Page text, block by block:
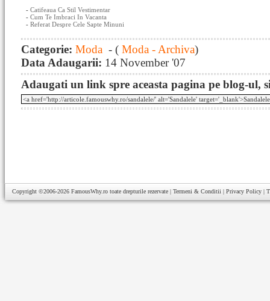
- Catifeaua Ca Stil Vestimentar
- Cum Te Imbraci In Vacanta
- Referat Despre Cele Sapte Minuni
Categorie: Moda - ( Moda - Archiva)
Data Adaugarii: 14 November '07
Adaugati un link spre aceasta pagina pe blog-ul,
Copyright ©2006-2026 FamousWhy.ro toate drepturile rezervate | Termeni & Conditii | Privacy Policy |